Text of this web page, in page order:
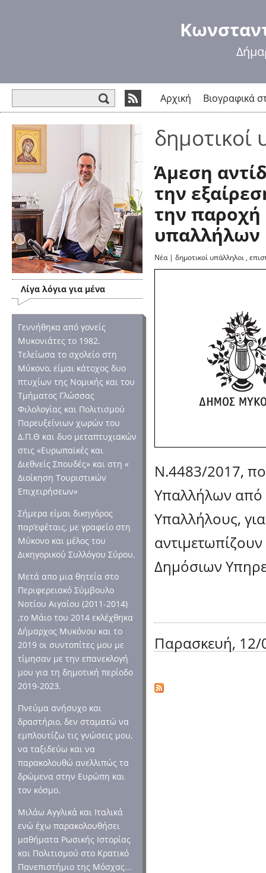
Αρχική Βιογραφικά
Λίγα λόγια για μένα
Γεννήθηκα από γονείς
Μυκονιάτες το 1982.
Τελείωσα το σχολείο στη
Μύκονο, είμαι κάτοχος δυο
πτυχίων της Νομικής και του
Τμήματος Γλώσσας
Φιλολογίας και Πολιτισμού
Παρευξείνιων χωρών του
Δ.Π.Θ και δυο μεταπτυχιακών
στις «Ευρωπαϊκές και
Διεθνείς Σπουδές» και στη «
Διοίκηση Τουριστικών
Επιχειρήσεων»
Σήμερα είμαι δικηγόρος
παρ’εφέταις, με γραφείο στη
Μύκονο και μέλος του
Δικηγορικού Συλλόγου Σύρου.
Μετά απο μια θητεία στο
Περιφερειακό Σύμβουλο
Νοτίου Αιγαίου (2011-2014)
,το Μάιο του 2014 εκλέχθηκα
Δήμαρχος Μυκόνου και το
2019 οι συντοπίτες μου με
τίμησαν με την επανεκλογή
μου για τη δημοτική περίοδο
2019-2023.
Πνεύμα ανήσυχο και
δραστήριο, δεν σταματώ να
εμπλουτίζω τις γνώσεις μου,
να ταξιδεύω και να
παρακολουθώ ανελλιπώς τα
δρώμενα στην Ευρώπη και
τον κόσμο.
Μιλάω Αγγλικά και Ιταλικά
ενώ έχω παρακολουθήσει
μαθήματα Ρωσικής Ιστορίας
και Πολιτισμού στο Κρατικό
Πανεπιστήμιο της Μόσχας...
δημοτικοί
Άμεση
την
την
υπαλλήλων
Νέα| δημοτικοί υπάλληλοι ,
Ν.4483/2017,
Υπαλλήλων από
Υπαλλήλους,
Δημόσιων
Παρασκευή, 12/